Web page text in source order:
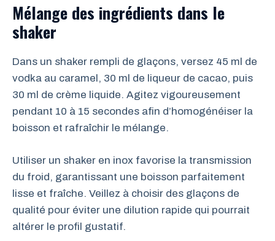
Mélange des ingrédients dans le
shaker
Dans un shaker rempli de glaçons, versez 45 ml de
vodka au caramel, 30 ml de liqueur de cacao, puis
30 ml de crème liquide. Agitez vigoureusement
pendant 10 à 15 secondes afin d’homogénéiser la
boisson et rafraîchir le mélange.
Utiliser un shaker en inox favorise la transmission
du froid, garantissant une boisson parfaitement
lisse et fraîche. Veillez à choisir des glaçons de
qualité pour éviter une dilution rapide qui pourrait
altérer le profil gustatif.